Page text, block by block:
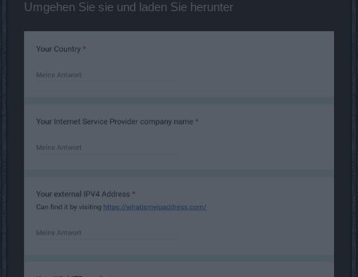
Umgehen Sie sie und laden Sie herunter